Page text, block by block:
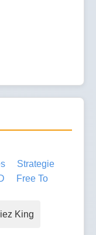
Strategie
Free To
King